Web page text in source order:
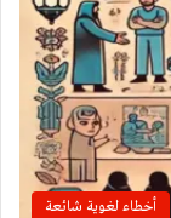
أخطاء لغوية شائعة